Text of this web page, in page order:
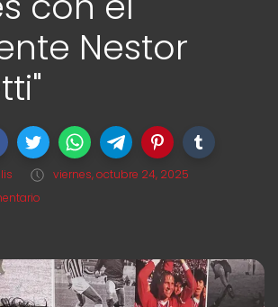
Nestor
viernes, octubre 24, 2025